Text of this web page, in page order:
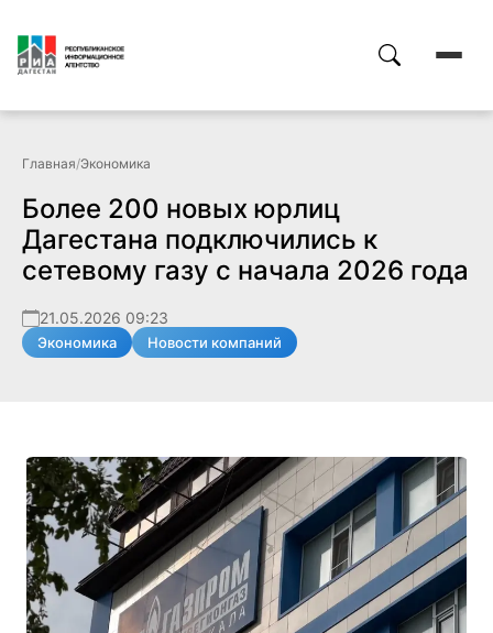
Главная/Экономика
Более 200 новых юрлиц
Дагестана подключились к
сетевому газу с начала 2026 года
21.05.2026 09:23
Экономика Новости компаний